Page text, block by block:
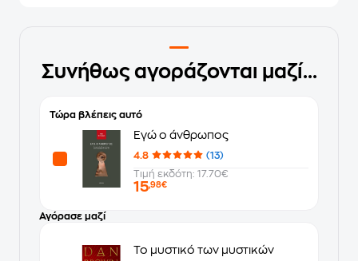
Συνήθως αγοράζονται μαζί...
Τώρα βλέπεις αυτό
Εγώ ο άνθρωπος
4.8
(13)
Τιμή εκδότη: 17.70€
15,98€
Αγόρασε μαζί
Το μυστικό των μυστικών